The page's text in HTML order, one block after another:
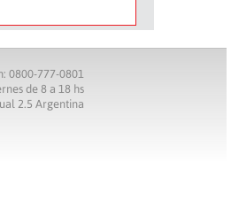
0800-777-0801
de 8 a 18 hs
2.5 Argentina